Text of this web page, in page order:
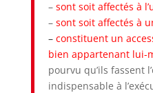
– sont soit affectés à
–sont soit affectés à
–constituent un
bien appartenant lui-
pourvu qu’ils fassent
indispensable à